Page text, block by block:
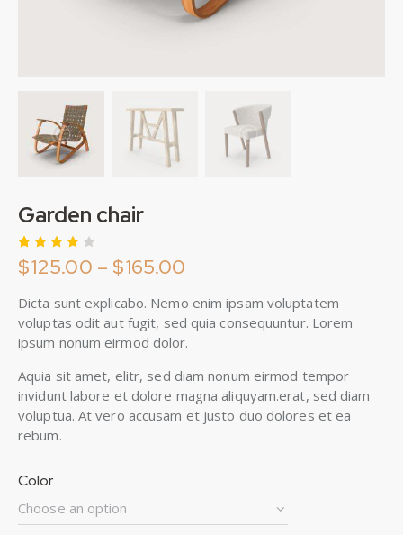
Garden chair
Rated
4.00
5
based
on
1
custo
mer
$125.00 – $165.00
Dicta sunt explicabo. Nemo enim ipsam voluptatem
voluptas odit aut fugit, sed quia consequuntur. Lorem
ipsum nonum eirmod dolor.
Aquia sit amet, elitr, sed diam nonum eirmod tempor
invidunt labore et dolore magna aliquyam.erat, sed diam
voluptua. At vero accusam et justo duo dolores et ea
rebum.
Color